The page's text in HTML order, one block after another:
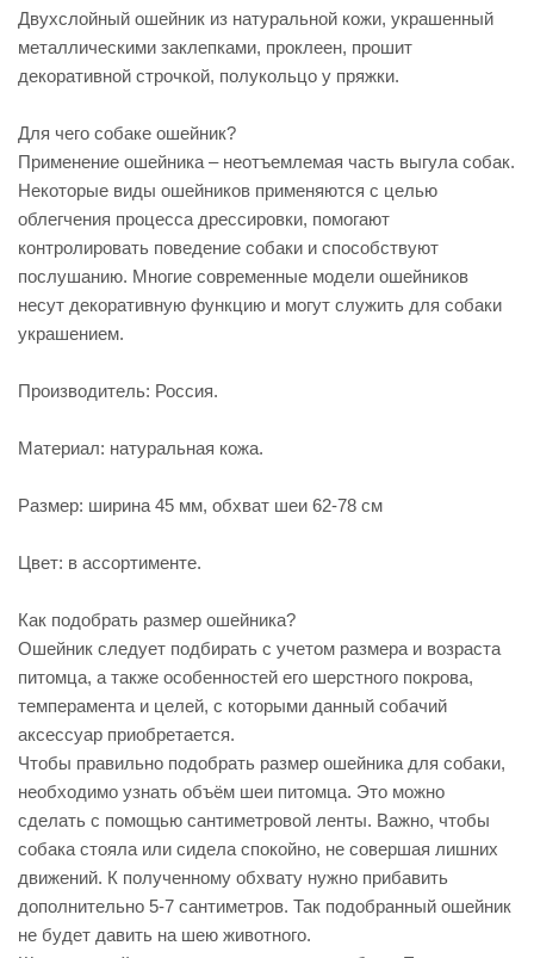
Двухслойный ошейник из натуральной кожи, украшенный
металлическими заклепками, проклеен, прошит
декоративной строчкой, полукольцо у пряжки.
Для чего собаке ошейник?
Применение ошейника – неотъемлемая часть выгула собак.
Некоторые виды ошейников применяются с целью
облегчения процесса дрессировки, помогают
контролировать поведение собаки и способствуют
послушанию. Многие современные модели ошейников
несут декоративную функцию и могут служить для собаки
украшением.
Производитель: Россия.
Материал: натуральная кожа.
Размер: ширина 45 мм, обхват шеи 62-78 см
Цвет: в ассортименте.
Как подобрать размер ошейника?
Ошейник следует подбирать с учетом размера и возраста
питомца, а также особенностей его шерстного покрова,
темперамента и целей, с которыми данный собачий
аксессуар приобретается.
Чтобы правильно подобрать размер ошейника для собаки,
необходимо узнать объём шеи питомца. Это можно
сделать с помощью сантиметровой ленты. Важно, чтобы
собака стояла или сидела спокойно, не совершая лишних
движений. К полученному обхвату нужно прибавить
дополнительно 5-7 сантиметров. Так подобранный ошейник
не будет давить на шею животного.